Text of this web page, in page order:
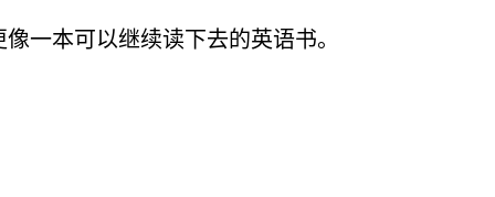
一本可以继续读下去的英语书。